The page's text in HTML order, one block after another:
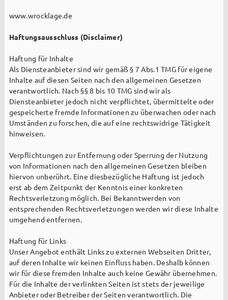
Hinweisgeberschutz
Kirchen
St. Margaretha Westerkappeln
St. Franziskus Wersen
Auferstehungskapelle, Gut Langenbrück
Familienzentrum / Kita
Kinder + Jugend
www.wrocklage.de
Haftungsausschluss (Disclaimer)
Haftung für Inhalte
Als Diensteanbieter sind wir gemäß § 7 Abs.1 TMG für eigene
Inhalte auf diesen Seiten nach den allgemeinen Gesetzen
verantwortlich. Nach §§ 8 bis 10 TMG sind wir als
Diensteanbieter jedoch nicht verpflichtet, übermittelte oder
gespeicherte fremde Informationen zu überwachen oder nach
Umständen zu forschen, die auf eine rechtswidrige Tätigkeit
hinweisen.
Verpflichtungen zur Entfernung oder Sperrung der Nutzung
von Informationen nach den allgemeinen Gesetzen bleiben
hiervon unberührt. Eine diesbezügliche Haftung ist jedoch
erst ab dem Zeitpunkt der Kenntnis einer konkreten
Rechtsverletzung möglich. Bei Bekanntwerden von
entsprechenden Rechtsverletzungen werden wir diese Inhalte
umgehend entfernen.
Haftung für Links
Unser Angebot enthält Links zu externen Webseiten Dritter,
auf deren Inhalte wir keinen Einfluss haben. Deshalb können
wir für diese fremden Inhalte auch keine Gewähr übernehmen.
Für die Inhalte der verlinkten Seiten ist stets der jeweilige
Anbieter oder Betreiber der Seiten verantwortlich. Die